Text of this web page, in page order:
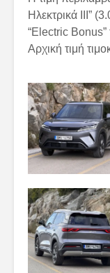
Ηλεκτρικά ΙΙΙ”
“Electric
Αρχική τιμή